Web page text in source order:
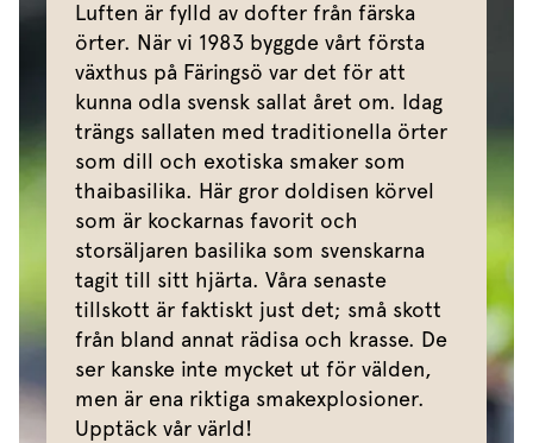
Luften är fylld av dofter från färska
örter. När vi 1983 byggde vårt första
växthus på Färingsö var det för att
kunna odla svensk sallat året om. Idag
trängs sallaten med traditionella örter
som dill och exotiska smaker som
thaibasilika. Här gror doldisen körvel
som är kockarnas favorit och
storsäljaren basilika som svenskarna
tagit till sitt hjärta. Våra senaste
tillskott är faktiskt just det; små skott
från bland annat rädisa och krasse. De
ser kanske inte mycket ut för välden,
men är ena riktiga smakexplosioner.
Upptäck vår värld!